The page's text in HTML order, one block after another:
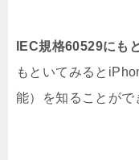
IEC規格60529にも
もといてみると
能）を知ることがで